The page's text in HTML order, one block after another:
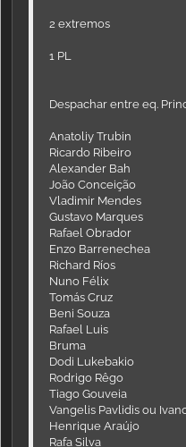
2 extremos
1 PL
Despachar entre eq.
Anatoliy Trubin
Ricardo Ribeiro
Alexander Bah
João Conceição
Vladimir Mendes
Gustavo Marques
Rafael Obrador
Enzo Barrenechea
Richard Ríos
Nuno Félix
Tomás Cruz
Beni Souza
Rafael Luis
Bruma
Dodi Lukebakio
Rodrigo Rêgo
Tiago Gouveia
Vangelis Pavlidis ou
Henrique Araújo
Rafa Silva